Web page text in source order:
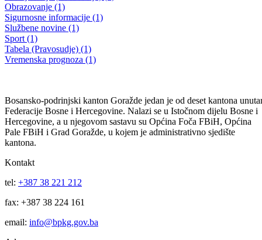
Obavještenje za kandidate koji su konkurisali na javni oglas za
18.07.2014